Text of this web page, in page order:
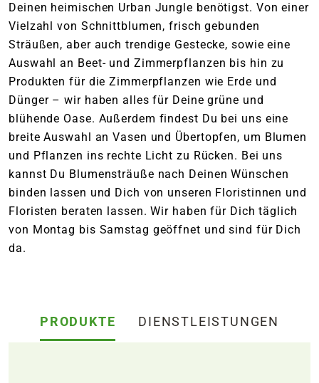
Deinen heimischen Urban Jungle benötigst. Von einer
Vielzahl von Schnittblumen, frisch gebunden
Sträußen, aber auch trendige Gestecke, sowie eine
Auswahl an Beet- und Zimmerpflanzen bis hin zu
Produkten für die Zimmerpflanzen wie Erde und
Dünger – wir haben alles für Deine grüne und
blühende Oase. Außerdem findest Du bei uns eine
breite Auswahl an Vasen und Übertopfen, um Blumen
und Pflanzen ins rechte Licht zu Rücken. Bei uns
kannst Du Blumensträuße nach Deinen Wünschen
binden lassen und Dich von unseren Floristinnen und
Floristen beraten lassen. Wir haben für Dich täglich
von Montag bis Samstag geöffnet und sind für Dich
da.
PRODUKTE DIENSTLEISTUNGEN